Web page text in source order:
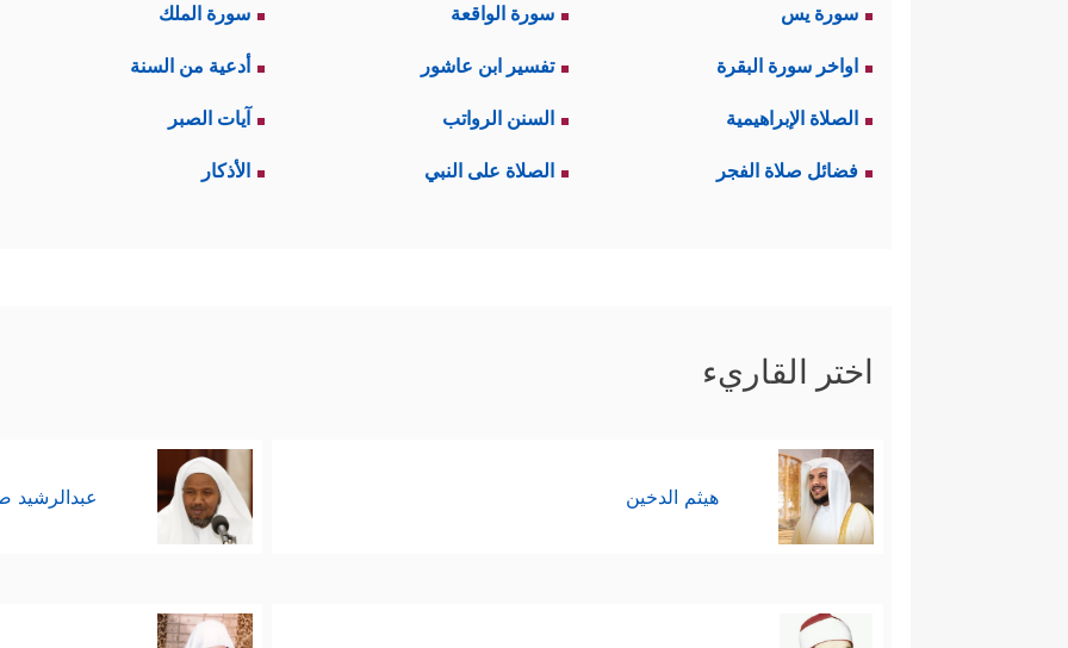
سورة يس سورة الواقعة سورة الملك
اواخر سورة البقرة تفسير ابن عاشور أدعية من السنة
الصلاة الإبراهيمية السنن الرواتب آيات الصبر
فضائل صلاة الفجر الصلاة على النبي الأذكار
اختر القاريء
هيثم الدخين عبدالرشيد